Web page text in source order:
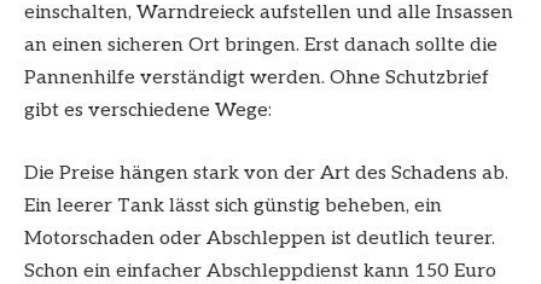
einschalten, Warndreieck aufstellen und alle Insassen
an einen sicheren Ort bringen. Erst danach sollte die
Pannenhilfe verständigt werden. Ohne Schutzbrief
gibt es verschiedene Wege:
Die Preise hängen stark von der Art des Schadens ab.
Ein leerer Tank lässt sich günstig beheben, ein
Motorschaden oder Abschleppen ist deutlich teurer.
Schon ein einfacher Abschleppdienst kann 150 Euro